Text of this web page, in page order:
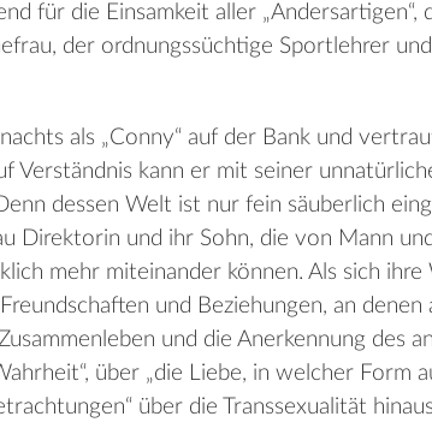
für die Einsamkeit aller „Andersartigen“,
der ordnungssüchtige Sportlehrer
als „Conny“ auf der Bank und
Verständnis kann er mit seiner
dessen Welt ist nur fein säuberlich
Direktorin und ihr Sohn, die von Mann
mehr miteinander können. Als sich ihre
und Beziehungen, an denen
und die Anerkennung des
über „die Liebe, in welcher Form
über die Transsexualität